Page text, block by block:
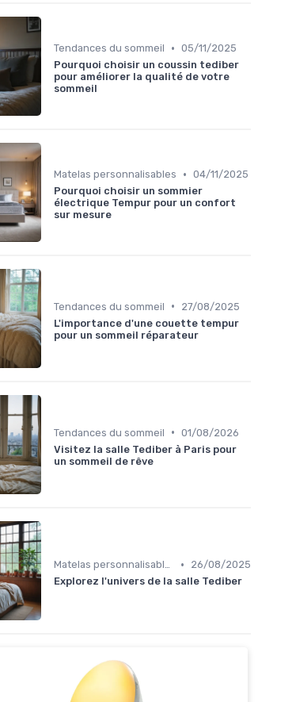
Tendances du sommeil • 05/11/2025
Pourquoi choisir un coussin tediber
pour améliorer la qualité de votre
sommeil
Matelas personnalisables • 04/11/2025
Pourquoi choisir un sommier
électrique Tempur pour un confort
sur mesure
Tendances du sommeil •
27/08/2025
L'importance d'une couette tempur
pour un sommeil réparateur
Tendances du sommeil • 01/08/2026
Visitez la salle Tediber à Paris pour
un sommeil de rêve
Matelas personnalisables •
26/08/2025
Explorez l'univers de la salle Tediber